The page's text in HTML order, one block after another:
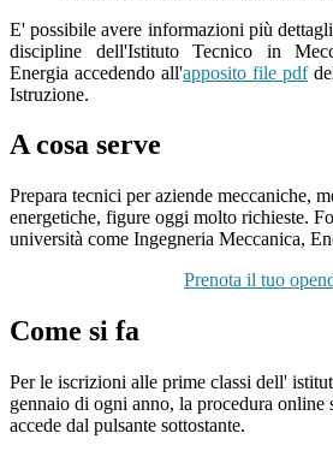
E' possibile avere informazioni più
discipline dell'Istituto Tecnico in
Energia accedendo all'apposito file pdf
Istruzione.
A cosa serve
Prepara tecnici per aziende meccaniche,
energetiche, figure oggi molto richieste.
università come Ingegneria Meccanica,
Prenota il tuo
Come si fa
Per le iscrizioni alle prime classi dell'
gennaio di ogni anno, la procedura
accede dal pulsante sottostante.